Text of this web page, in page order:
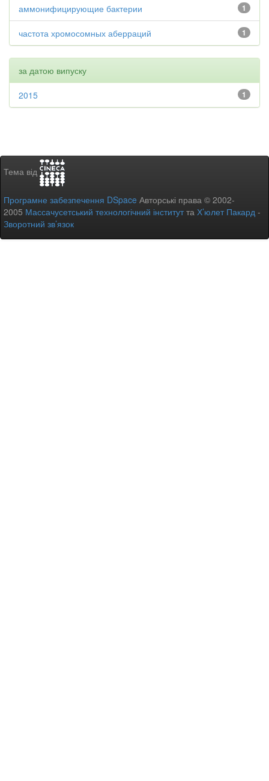
1
аммонифицирующие бактерии
1
частота хромосомных аберраций
за датою випуску
1
2015
Тема від
Програмне забезпечення DSpace Авторські права © 2002-
2005 Массачусетський технологічний інститутта Х’юлет Пакард -
Зворотний зв’язок